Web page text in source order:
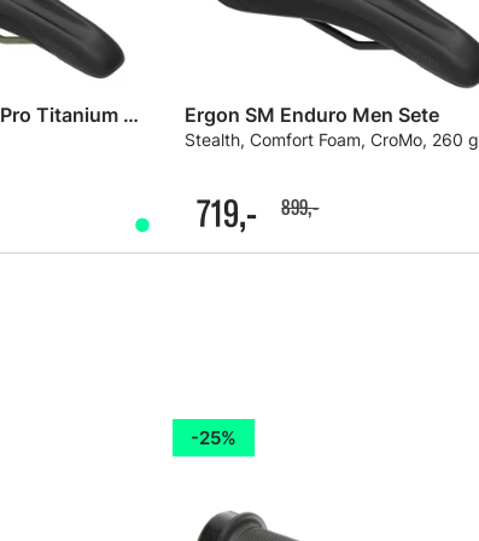
Ergon SM Enduro Pro Titanium Men Sete Ergon SM Enduro Men Sete
Stealth, Comfort Foam, CroMo, 260 g
719,- 899,-
25%